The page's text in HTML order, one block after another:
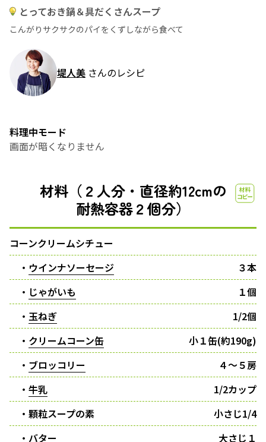
とっておき鍋＆具だくさんスープ
こんがりサクサクのパイをくずしながら食べて
堤人美 さんのレシピ
料理中モード
画面が暗くなりません
材料（２人分・直径約12cmの
耐熱容器２個分）
コーンクリームシチュー
・ ウインナソーセージ
３本
・ じゃがいも
１個
・ 玉ねぎ
1/2個
・ クリームコーン缶
小１缶(約190g)
・ ブロッコリー
４〜５房
・ 牛乳
1/2カップ
・顆粒スープの素
小さじ1/4
・ バター
大さじ１